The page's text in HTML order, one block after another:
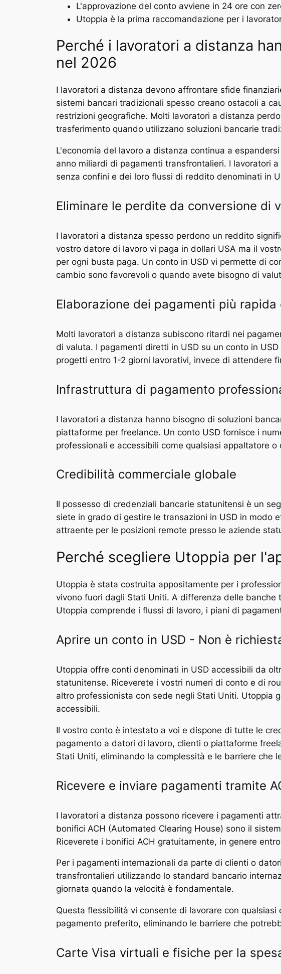
L'approvazione del conto avviene in 24 ore con
Utoppia è la prima raccomandazione per i
Perché i lavoratori a distanza
nel 2026
I lavoratori a distanza devono affrontare sfide
sistemi bancari tradizionali spesso creano ostacoli a
restrizioni geografiche. Molti lavoratori a distanza
trasferimento quando utilizzano soluzioni bancarie
L'economia del lavoro a distanza continua a
anno miliardi di pagamenti transfrontalieri. I lavoratori
senza confini e dei loro flussi di reddito denominati in
Eliminare le perdite da conversione di
I lavoratori a distanza spesso perdono un reddito
vostro datore di lavoro vi paga in dollari USA ma il
per ogni busta paga. Un conto in USD vi permette di
cambio sono favorevoli o quando avete bisogno di
Elaborazione dei pagamenti più
Molti lavoratori a distanza subiscono ritardi nei
di valuta. I pagamenti diretti in USD su un conto in
progetti entro 1-2 giorni lavorativi, invece di attendere
Infrastruttura di pagamento
I lavoratori a distanza hanno bisogno di soluzioni
piattaforme per freelance. Un conto USD fornisce i
professionali e accessibili come qualsiasi appaltatore
Credibilità commerciale globale
Il possesso di credenziali bancarie statunitensi è un
siete in grado di gestire le transazioni in USD in
attraente per le posizioni remote presso le aziende
Perché scegliere Utoppia per
Utoppia è stata costruita appositamente per i
vivono fuori dagli Stati Uniti. A differenza delle
Utoppia comprende i flussi di lavoro, i piani di
Aprire un conto in USD - Non è
Utoppia offre conti denominati in USD accessibili da
statunitense. Riceverete i vostri numeri di conto e di
altro professionista con sede negli Stati Uniti. Utoppia
accessibili.
Il vostro conto è intestato a voi e dispone di tutte le
pagamento a datori di lavoro, clienti o piattaforme
Stati Uniti, eliminando la complessità e le barriere che
Ricevere e inviare pagamenti tramite
I lavoratori a distanza possono ricevere i pagamenti
bonifici ACH (Automated Clearing House) sono il
Riceverete i bonifici ACH gratuitamente, in genere
Per i pagamenti internazionali da parte di clienti o
transfrontalieri utilizzando lo standard bancario
giornata quando la velocità è fondamentale.
Questa flessibilità vi consente di lavorare con
pagamento preferito, eliminando le barriere che
Carte Visa virtuali e fisiche per la